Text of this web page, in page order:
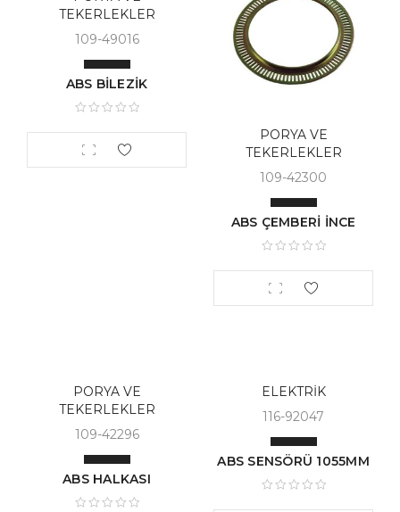
TEKERLEKLER
109-49016
ABS BİLEZİK
PORYA VE
TEKERLEKLER
109-42300
ABS ÇEMBERİ İNCE
PORYA VE
TEKERLEKLER
109-42296
ABS HALKASI
ELEKTRİK
116-92047
ABS SENSÖRÜ 1055MM